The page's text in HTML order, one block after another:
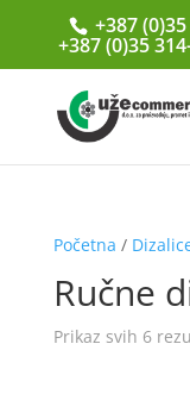
+387
+387 (0)35
Početna /
Ručne
Prikaz svih 6